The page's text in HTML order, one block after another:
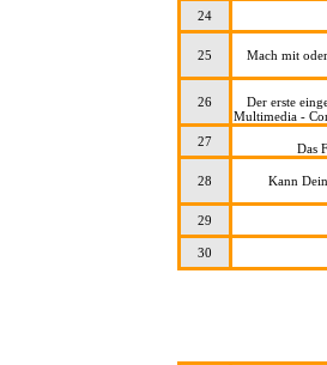
24
25
Mach mit
26
Der erste
Multimedia -
27
Das
28
Kann
29
30